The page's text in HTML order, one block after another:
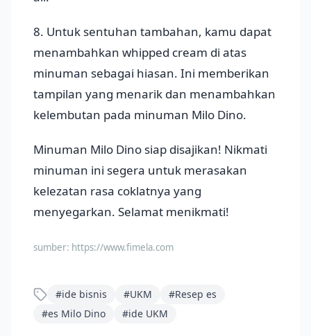
8. Untuk sentuhan tambahan, kamu dapat
menambahkan whipped cream di atas
minuman sebagai hiasan. Ini memberikan
tampilan yang menarik dan menambahkan
kelembutan pada minuman Milo Dino.
Minuman Milo Dino siap disajikan! Nikmati
minuman ini segera untuk merasakan
kelezatan rasa coklatnya yang
menyegarkan. Selamat menikmati!
sumber: https://www.fimela.com
#ide bisnis #UKM #Resep es
#es Milo Dino #ide UKM